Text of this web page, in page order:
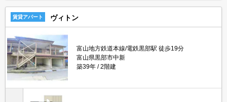
賃貸アパート ヴィトン
富山地方鉄道本線/電鉄黒部駅 徒歩19分
富山県黒部市中新
築39年
2階建